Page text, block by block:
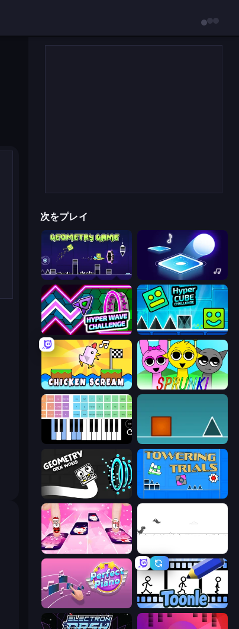
次をプレイ
Geometry Game Tile Jumper 3D
Hyper Wave Challenge Hyper Cube Challenge
Chicken Scream Sprunki
Virtual Online Piano
Geometry: Open World
Perfect Piano Toonle